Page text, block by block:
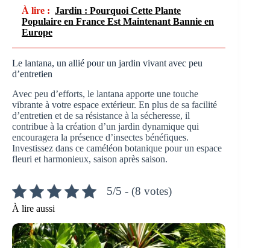
À lire : Jardin : Pourquoi Cette Plante
Populaire en France Est Maintenant Bannie en
Europe
Le lantana, un allié pour un jardin vivant avec peu
d’entretien
Avec peu d’efforts, le lantana apporte une touche
vibrante à votre espace extérieur. En plus de sa facilité
d’entretien et de sa résistance à la sécheresse, il
contribue à la création d’un jardin dynamique qui
encouragera la présence d’insectes bénéfiques.
Investissez dans ce caméléon botanique pour un espace
fleuri et harmonieux, saison après saison.
5/5 - (8 votes)
À lire aussi